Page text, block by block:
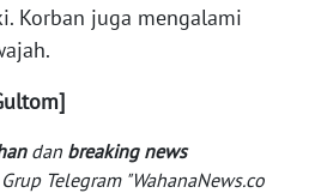
Korban juga mengalami
dan breaking news
Telegram "WahanaNews.co